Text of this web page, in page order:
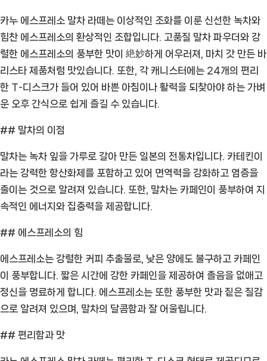
소
말
차
라
떼:
녹
차
의
에
너
지
카누 에스프레소 말차 라떼는 이상적인 조화를 이룬 신선한 녹차와
힘찬 에스프레소의 환상적인 조합입니다. 고품질 말차 파우더와 강
렬한 에스프레소의 풍부한 맛이 絶妙하게 어우러져, 마치 갓 만든 바
리스타 제품처럼 맛있습니다. 또한, 각 캐니스터에는 24개의 편리
한 T-디스크가 들어 있어 바쁜 아침이나 활력을 되찾아야 하는 가벼
운 오후 간식으로 쉽게 즐길 수 있습니다.
## 말차의 이점
말차는 녹차 잎을 가루로 갈아 만든 일본의 전통차입니다. 카테킨이
라는 강력한 항산화제를 포함하고 있어 면역력을 강화하고 염증을
줄이는 것으로 알려져 있습니다. 또한, 말차는 카페인이 풍부하여 지
속적인 에너지와 집중력을 제공합니다.
## 에스프레소의 힘
에스프레소는 강렬한 커피 추출물로, 낮은 양에도 불구하고 카페인
이 풍부합니다. 짧은 시간에 강한 카페인을 제공하여 졸음을 없애고
정신을 명료하게 합니다. 에스프레소는 또한 풍부한 맛과 짙은 질감
으로 알려져 있으며, 말차의 달콤함과 잘 어울립니다.
## 편리함과 맛